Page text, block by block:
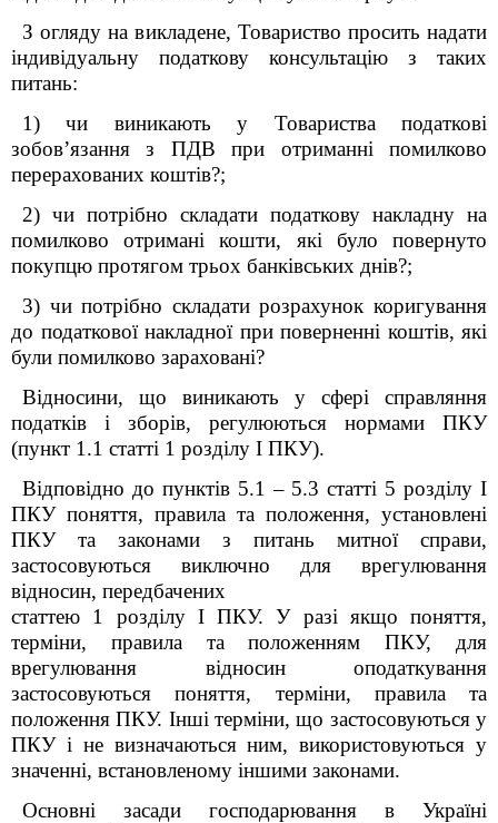
З огляду на викладене, Товариство просить надати
індивідуальну податкову консультацію з таких
питань:
1) чи виникають у Товариства податкові
зобов’язання з ПДВ при отриманні помилково
перерахованих коштів?;
2) чи потрібно складати податкову накладну на
помилково отримані кошти, які було повернуто
покупцю протягом трьох банківських днів?;
3) чи потрібно складати розрахунок коригування
до податкової накладної при поверненні коштів, які
були помилково зараховані?
Відносини, що виникають у сфері справляння
податків і зборів, регулюються нормами ПКУ
(пункт 1.1 статті 1 розділу I ПКУ).
Відповідно до пунктів 5.1 – 5.3 статті 5 розділу I
ПКУ поняття, правила та положення, установлені
ПКУ та законами з питань митної справи,
застосовуються виключно для врегулювання
відносин, передбачених
статтею 1 розділу I ПКУ. У разі якщо поняття,
терміни, правила та положенням ПКУ, для
врегулювання відносин оподаткування
застосовуються поняття, терміни, правила та
положення ПКУ. Інші терміни, що застосовуються у
ПКУ і не визначаються ним, використовуються у
значенні, встановленому іншими законами.
Основні засади господарювання в Україні